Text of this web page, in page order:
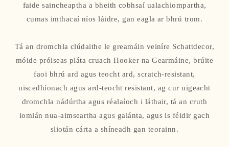
faide saincheaptha a bheith cobhsaí ualachiompartha,
cumas imthacaí níos láidre, gan eagla ar bhrú trom.
Tá an dromchla clúdaithe le greamáin veiníre Schattdecor,
móide próiseas pláta cruach Hooker na Gearmáine, brúite
faoi bhrú ard agus teocht ard, scratch-resistant,
uiscedhíonach agus ard-teocht resistant, ag cur uigeacht
dromchla nádúrtha agus réalaíoch i láthair, tá an cruth
iomlán nua-aimseartha agus galánta, agus is féidir gach
sliotán cárta a shíneadh gan teorainn.